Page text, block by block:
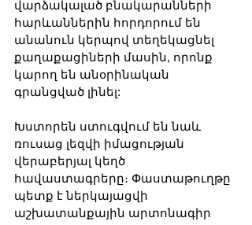
վարձակալած բնակարանների
հարևաններին հորդորում են
անանուն կերպով տեղեկացնել
քաղաքացիների մասին, որոնք
կարող են անօրինական
գրանցված լինել:
Խստորեն ստուգվում են նաև
ռուսաց լեզվի իմացության
վերաբերյալ կեղծ
հավաստագրերը։ Փաստաթուղթը
պետք է ներկայացվի
աշխատանքային արտոնագիր